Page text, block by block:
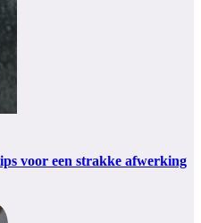
voor een strakke afwerking